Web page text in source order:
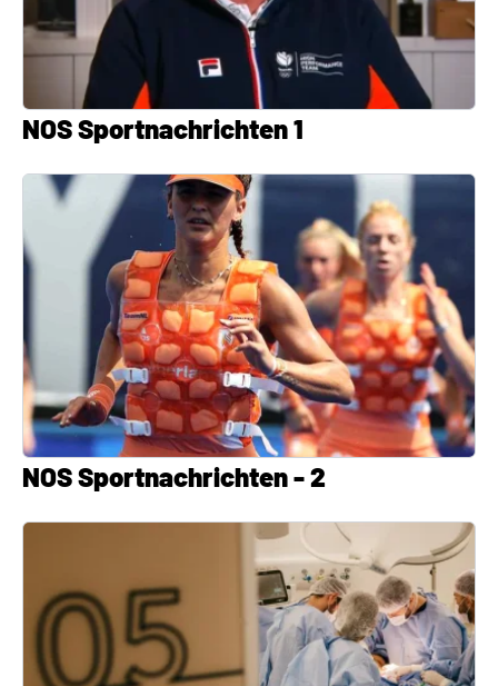
NOS Sportnachrichten 1
NOS Sportnachrichten - 2